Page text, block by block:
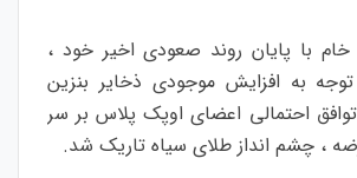
با پایان روند صعودی اخیر خود ،
به افزایش موجودی ذخایر بنزین
احتمالی اعضای اوپک پلاس بر سر
، چشم انداز طلای سیاه تاریک شد.